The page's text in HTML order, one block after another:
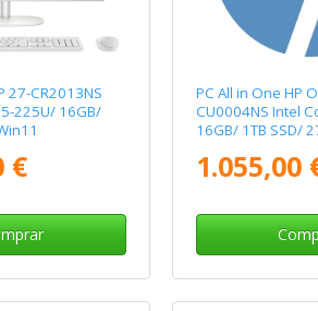
27-CR2013NS
225U/ 16GB/
€
PC All in One HP
CU0004NS Intel
16GB/ 1TB SSD/
1.055,00